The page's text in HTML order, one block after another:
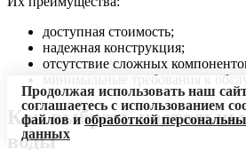
доступная стоимость;
надежная конструкция;
отсутствие сложных
минимальные требования к
Как выбрать
воды
Продолжая использовать наш
соглашаетесь с использованием
файлов иобработкой
данных